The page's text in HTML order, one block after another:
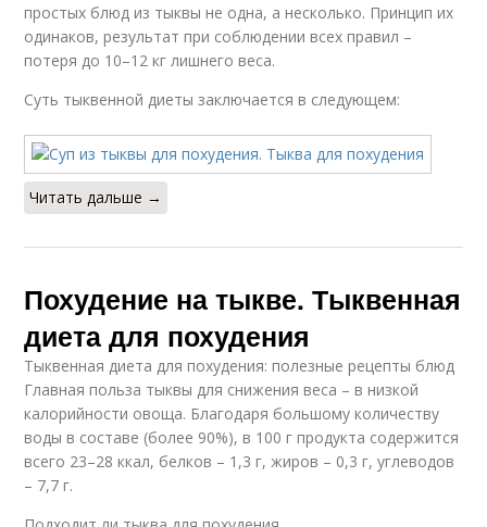
простых блюд из тыквы не одна, а несколько. Принцип их
одинаков, результат при соблюдении всех правил –
потеря до 10–12 кг лишнего веса.
Суть тыквенной диеты заключается в следующем:
Читать дальше →
Похудение на тыкве. Тыквенная
диета для похудения
Тыквенная диета для похудения: полезные рецепты блюд
Главная польза тыквы для снижения веса – в низкой
калорийности овоща. Благодаря большому количеству
воды в составе (более 90%), в 100 г продукта содержится
всего 23–28 ккал, белков – 1,3 г, жиров – 0,3 г, углеводов
– 7,7 г.